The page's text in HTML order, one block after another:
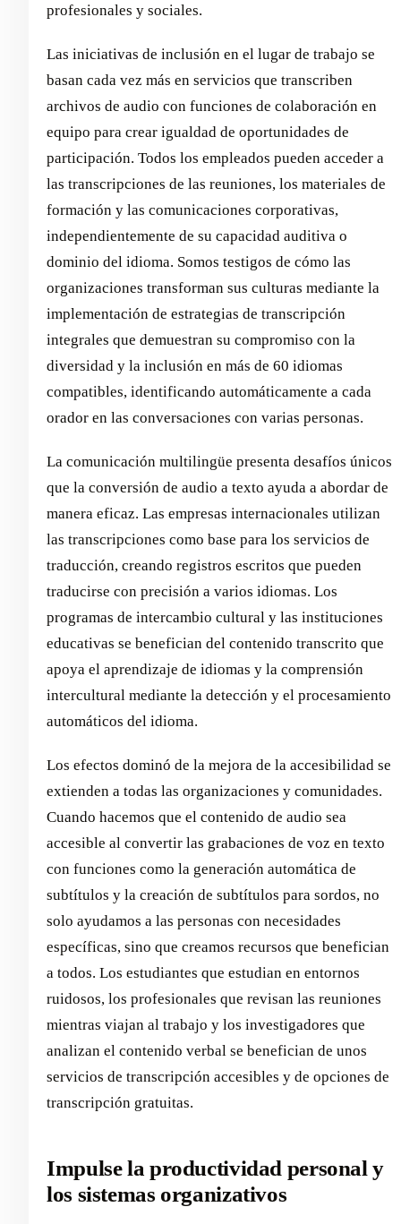
profesionales y sociales.
Las iniciativas de inclusión en el lugar de trabajo se
basan cada vez más en servicios que transcriben
archivos de audio con funciones de colaboración en
equipo para crear igualdad de oportunidades de
participación. Todos los empleados pueden acceder a
las transcripciones de las reuniones, los materiales de
formación y las comunicaciones corporativas,
independientemente de su capacidad auditiva o
dominio del idioma. Somos testigos de cómo las
organizaciones transforman sus culturas mediante la
implementación de estrategias de transcripción
integrales que demuestran su compromiso con la
diversidad y la inclusión en más de 60 idiomas
compatibles, identificando automáticamente a cada
orador en las conversaciones con varias personas.
La comunicación multilingüe presenta desafíos únicos
que la conversión de audio a texto ayuda a abordar de
manera eficaz. Las empresas internacionales utilizan
las transcripciones como base para los servicios de
traducción, creando registros escritos que pueden
traducirse con precisión a varios idiomas. Los
programas de intercambio cultural y las instituciones
educativas se benefician del contenido transcrito que
apoya el aprendizaje de idiomas y la comprensión
intercultural mediante la detección y el procesamiento
automáticos del idioma.
Los efectos dominó de la mejora de la accesibilidad se
extienden a todas las organizaciones y comunidades.
Cuando hacemos que el contenido de audio sea
accesible al convertir las grabaciones de voz en texto
con funciones como la generación automática de
subtítulos y la creación de subtítulos para sordos, no
solo ayudamos a las personas con necesidades
específicas, sino que creamos recursos que benefician
a todos. Los estudiantes que estudian en entornos
ruidosos, los profesionales que revisan las reuniones
mientras viajan al trabajo y los investigadores que
analizan el contenido verbal se benefician de unos
servicios de transcripción accesibles y de opciones de
transcripción gratuitas.
Impulse la productividad personal y
los sistemas organizativos